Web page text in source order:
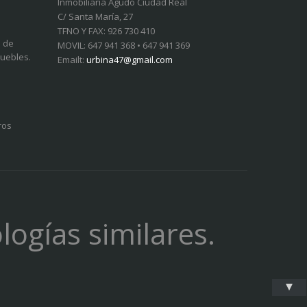
de
C/ Santa María, 27
TFNO Y FAX: 926 730 410
MOVIL: 647 941 368 • 647 941 369
Emailt: urbina47@gmail.com
similares.